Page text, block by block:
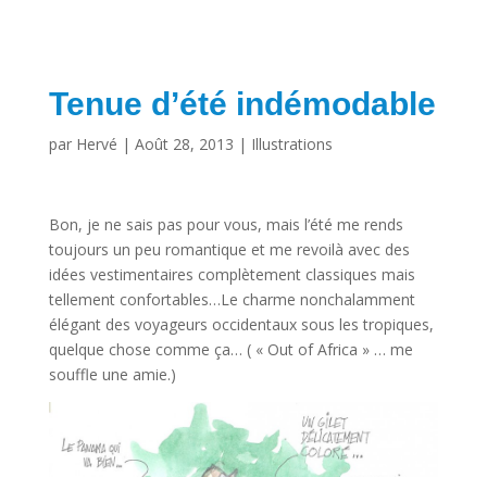
Tenue d’été indémodable
par Hervé | Août 28, 2013 | Illustrations
Bon, je ne sais pas pour vous, mais l’été me rends
toujours un peu romantique et me revoilà avec des
idées vestimentaires complètement classiques mais
tellement confortables…Le charme nonchalamment
élégant des voyageurs occidentaux sous les tropiques,
quelque chose comme ça… ( « Out of Africa » … me
souffle une amie.)